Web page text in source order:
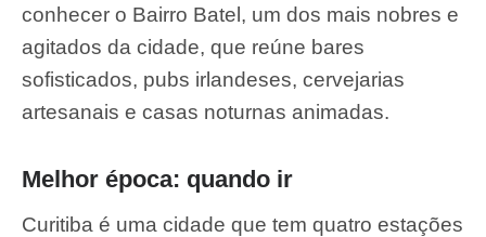
conhecer o Bairro Batel, um dos mais nobres e
agitados da cidade, que reúne bares
sofisticados, pubs irlandeses, cervejarias
artesanais e casas noturnas animadas.
Melhor época: quando ir
Curitiba é uma cidade que tem quatro estações